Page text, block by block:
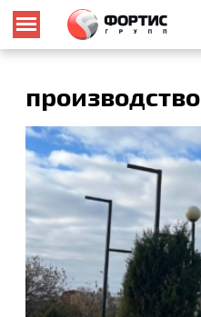
производство